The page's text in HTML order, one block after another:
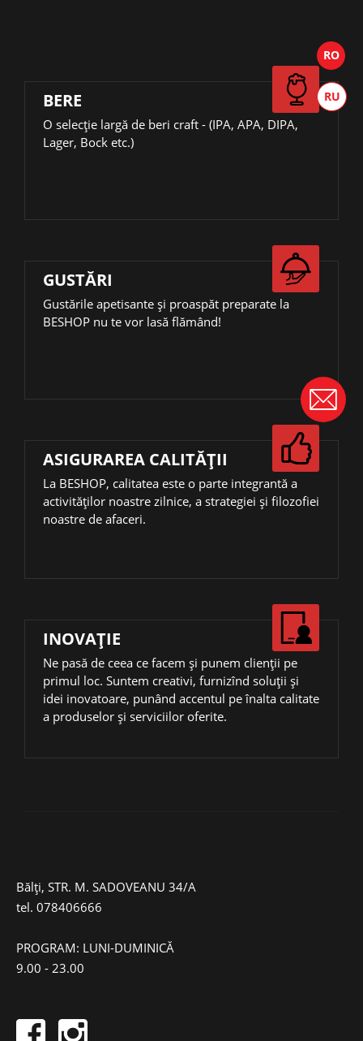
BERE
О selecție largă de beri craft - (IPA, APA, DIPA,
Lager, Bock etc.)
GUSTĂRI
Gustările apetisante și proaspăt preparate la
BESHOP nu te vor lasă flămând!
ASIGURAREA CALITĂȚII
La BESHOP, calitatea este o parte integrantă a
activităţilor noastre zilnice, a strategiei și filozofiei
noastre de afaceri.
INOVAŢIE
Ne pasă de ceea ce facem și punem clienții pe
primul loc. Suntem creativi, furnizînd soluții și
idei inovatoare, punând accentul pe înalta calitate
a produselor și serviciilor oferite.
Bălți, STR. M. SADOVEANU 34/A
tel. 078406666
PROGRAM: LUNI-DUMINICĂ
9.00 - 23.00